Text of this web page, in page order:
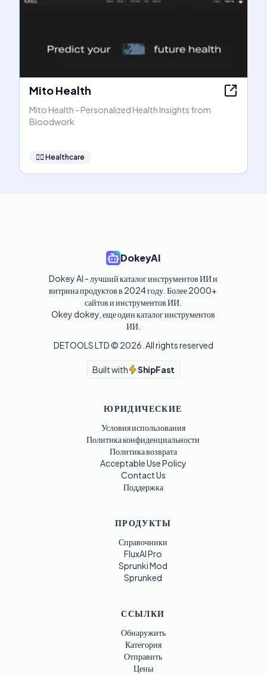
Mito Health
Mito Health - Personalized Health Insights from
Bloodwork
👩‍⚕️ Healthcare
DokeyAI
Dokey AI - лучший каталог инструментов ИИ и
витрина продуктов в 2024 году. Более 2000+
сайтов и инструментов ИИ.
Okey dokey, еще один каталог инструментов
ИИ.
DETOOLS LTD © 2026 . All rights reserved
Built with ShipFast
ЮРИДИЧЕСКИЕ
Условия использования
Политика конфиденциальности
Политика возврата
Acceptable Use Policy
Contact Us
Поддержка
ПРОДУКТЫ
Справочники
FluxAI Pro
Sprunki Mod
Sprunked
ССЫЛКИ
Обнаружить
Категория
Отправить
Цены